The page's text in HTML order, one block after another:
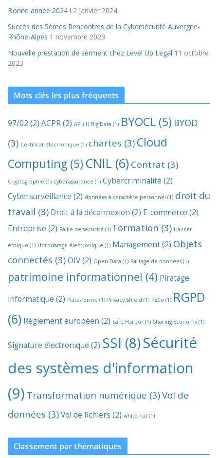
Bonne année 2024 ! 2 janvier 2024
Succès des 5èmes Rencontres de la Cybersécurité Auvergne-
Rhône-Alpes 1 novembre 2023
Nouvelle prestation de serment chez Level Up Legal 11 octobre
2023
Mots clés les plus fréquents
97/02 (2) ACPR(2) API (1) Big Data (1) BYOCL (5) BYOD
(3) Certificat électronique (1) chartes (3) Cloud
Computing (5) CNIL (6) Contrat (3)
Cryptographie (1) cyberassurance (1) Cybercriminalité (2)
Cybersurveillance (2) données à caractère personnel (1) droit du
travail (3) Droit à la déconnexion (2) E-commerce (2)
Entreprise (2) Faille de sécurité (1) Formation (3) Hacker
éthique (1) Horodatage électronique (1) Management(2) Objets
connectés (3)OIV(2) Open Data (1) Partage de données (1)
patrimoine informationnel (4) Piratage
informatique (2) Plate-forme (1) Privacy Shield (1) PSCo (1) RGPD
(6) Règlement européen (2) Safe Harbor (1) Sharing Economy(1)
Signature électronique (2) SSI (8)Sécurité
des systèmes d'information
(9) Transformation numérique (3)Vol de
données (3)Vol de fichiers (2) white hat (1)
Classement par thématiques